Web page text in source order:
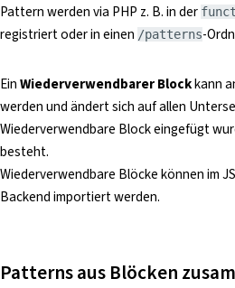
Pattern werden via PHP z. B. in der
registriert oder in einen /patterns-
EinWiederverwendbarer Blockkann
werden und ändert sich auf allen
Wiederverwendbare Block eingefügt
besteht.
Wiederverwendbare Blöcke können im
Backend importiert werden.
Patterns aus Blöcken